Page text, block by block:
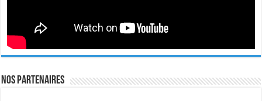
Nos Partenaires